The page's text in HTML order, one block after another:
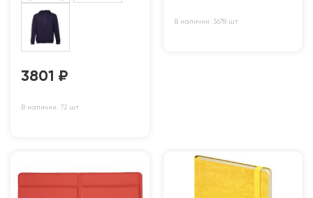
3801 ₽
В наличии: 72 шт
В наличии: 3678 шт